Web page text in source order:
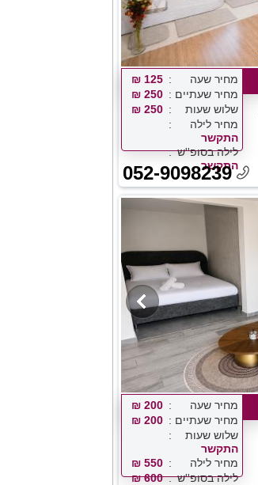
מחיר שעה
125 ₪
מחיר שעתיים
250 ₪
שלוש שעות
250 ₪
מחיר לילה
התקשר
לילה בסופ''ש
התקשר
052-9098239
מחיר שעה
200 ₪
מחיר שעתיים
200 ₪
שלוש שעות
התקשר
מחיר לילה
550 ₪
לילה בסופ''ש
600 ₪